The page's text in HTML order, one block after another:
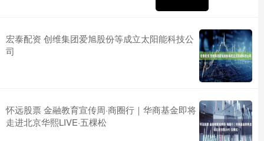
宏泰配资 创维集团爱旭股份等成立太阳能科技公
司
怀远股票 金融教育宣传周·商圈行｜华商基金即将
走进北京华熙LIVE·五棵松